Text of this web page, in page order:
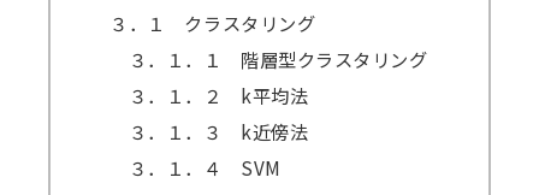
３．１ クラスタリング
３．１．１ 階層型クラスタリング
３．１．２ k平均法
３．１．３ k近傍法
３．１．４ SVM